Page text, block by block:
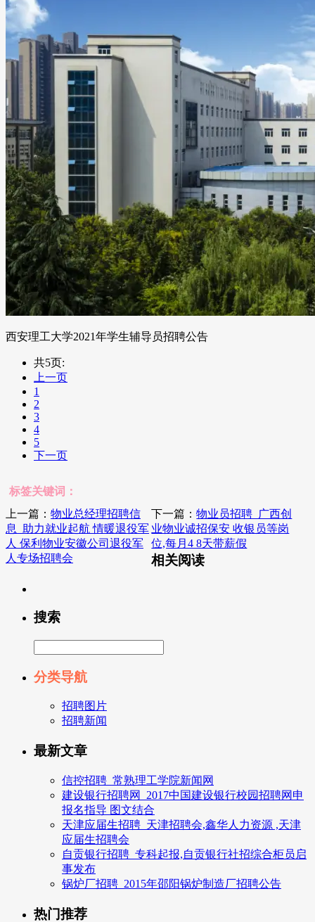
西安理工大学2021年学生辅导员招聘公告
共5页:
上一页
1
2
3
4
5
下一页
标签关键词：
上一篇： 物业总经理招聘信
息_助力就业起航 情暖退役军
人 保利物业安徽公司退役军
人专场招聘会
下一篇：物业员招聘_广西创
业物业诚招保安 收银员等岗
位,每月4 8天带薪假
相关阅读
搜索
分类导航
招聘图片
招聘新闻
最新文章
信控招聘_常熟理工学院新闻网
建设银行招聘网_2017中国建设银行校园招聘网申
报名指导 图文结合
天津应届生招聘_天津招聘会,鑫华人力资源 ,天津
应届生招聘会
自贡银行招聘_专科起报,自贡银行社招综合柜员启
事发布
锅炉厂招聘_2015年邵阳锅炉制造厂招聘公告
热门推荐